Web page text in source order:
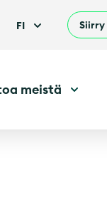
FI Siirry
meistä